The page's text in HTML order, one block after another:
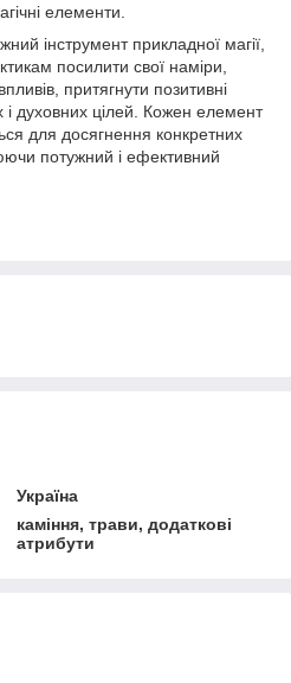
елементи.
інструмент прикладної магії,
посилити свої наміри,
притягнути позитивні
і духовних цілей. Кожен елемент
для досягнення конкретних
потужний і ефективний
Україна
каміння, трави, додаткові
атрибути